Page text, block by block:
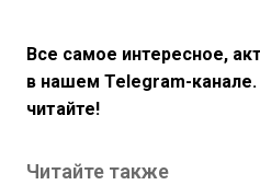
Все самое интересное,
в нашем Telegram-
читайте!
Читайте также